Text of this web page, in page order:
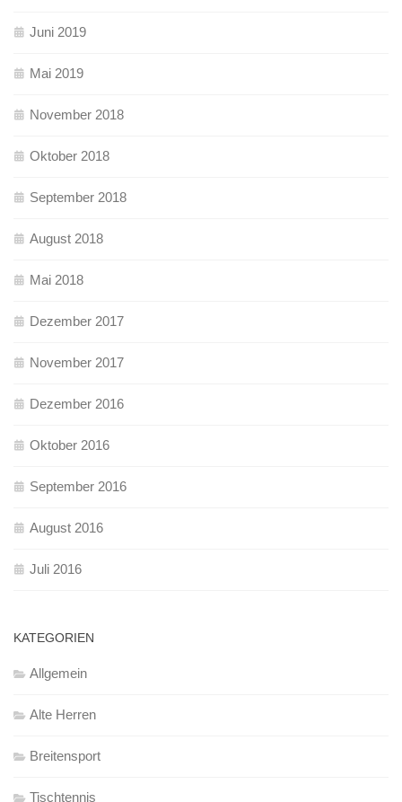
Juni 2019
Mai 2019
November 2018
Oktober 2018
September 2018
August 2018
Mai 2018
Dezember 2017
November 2017
Dezember 2016
Oktober 2016
September 2016
August 2016
Juli 2016
KATEGORIEN
Allgemein
Alte Herren
Breitensport
Tischtennis